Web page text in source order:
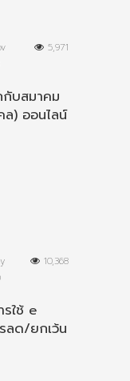
5,971
กับสมาคม
) ออนไลน์
10,368
รใช้ e
ลด/ยกเว้น